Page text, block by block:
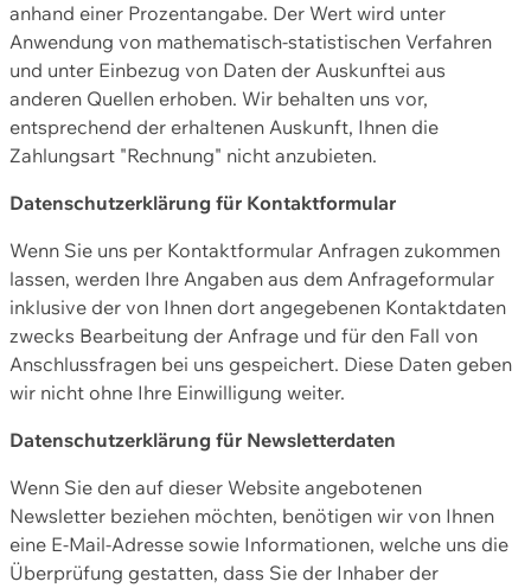
anhand einer Prozentangabe. Der Wert wird unter
Anwendung von mathematisch-statistischen Verfahren
und unter Einbezug von Daten der Auskunftei aus
anderen Quellen erhoben. Wir behalten uns vor,
entsprechend der erhaltenen Auskunft, Ihnen die
Zahlungsart "Rechnung" nicht anzubieten.
Datenschutzerklärung für Kontaktformular
Wenn Sie uns per Kontaktformular Anfragen zukommen
lassen, werden Ihre Angaben aus dem Anfrageformular
inklusive der von Ihnen dort angegebenen Kontaktdaten
zwecks Bearbeitung der Anfrage und für den Fall von
Anschlussfragen bei uns gespeichert. Diese Daten geben
wir nicht ohne Ihre Einwilligung weiter.
Datenschutzerklärung für Newsletterdaten
Wenn Sie den auf dieser Website angebotenen
Newsletter beziehen möchten, benötigen wir von Ihnen
eine E-Mail-Adresse sowie Informationen, welche uns die
Überprüfung gestatten, dass Sie der Inhaber der